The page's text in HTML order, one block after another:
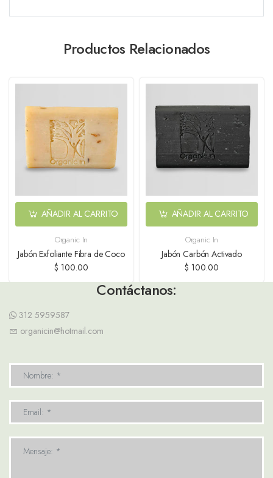
Productos Relacionados
Organic In
Jabón Exfoliante Fibra de Coco
$ 100.00
AÑADIR AL CARRITO
Organic In
Jabón Carbón Activado
$ 100.00
AÑADIR AL CARRITO
Contáctanos:
312 5959587
organicin@hotmail.com
Nombre: *
Email: *